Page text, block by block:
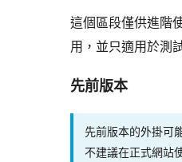
這個區段僅供進階
用，並只適用於測
先前版本
先前版本的外掛可
不建議在正式網站